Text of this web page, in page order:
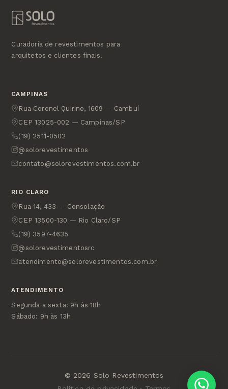
Curadoria de revestimentos para
arquitetos e clientes finais.
CAMPINAS
Rua Coronel Quirino, 1609 — Cambuí
CEP 13025-002 — Campinas/SP
(19) 2511-0502
@solorevestimentos
contato@solorevestimentos.com.br
RIO CLARO
Rua 14, 433 — Consolação
CEP 13500-130 — Rio Claro/SP
(19) 3597-4635
@solorevestimentosrc
atendimento@solorevestimentos.com.br
ATENDIMENTO
Segunda a sexta: 9h às 18h
Sábado: 9h às 13h
© 2026 Solo Revestimentos